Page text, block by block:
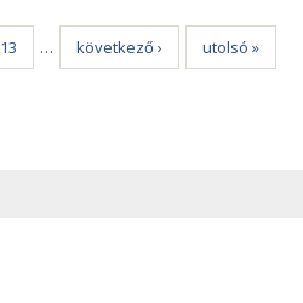
13 … következő › utolsó »